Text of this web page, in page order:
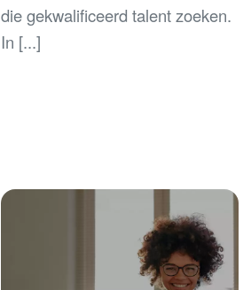
die gekwalificeerd talent zoeken.
In [...]